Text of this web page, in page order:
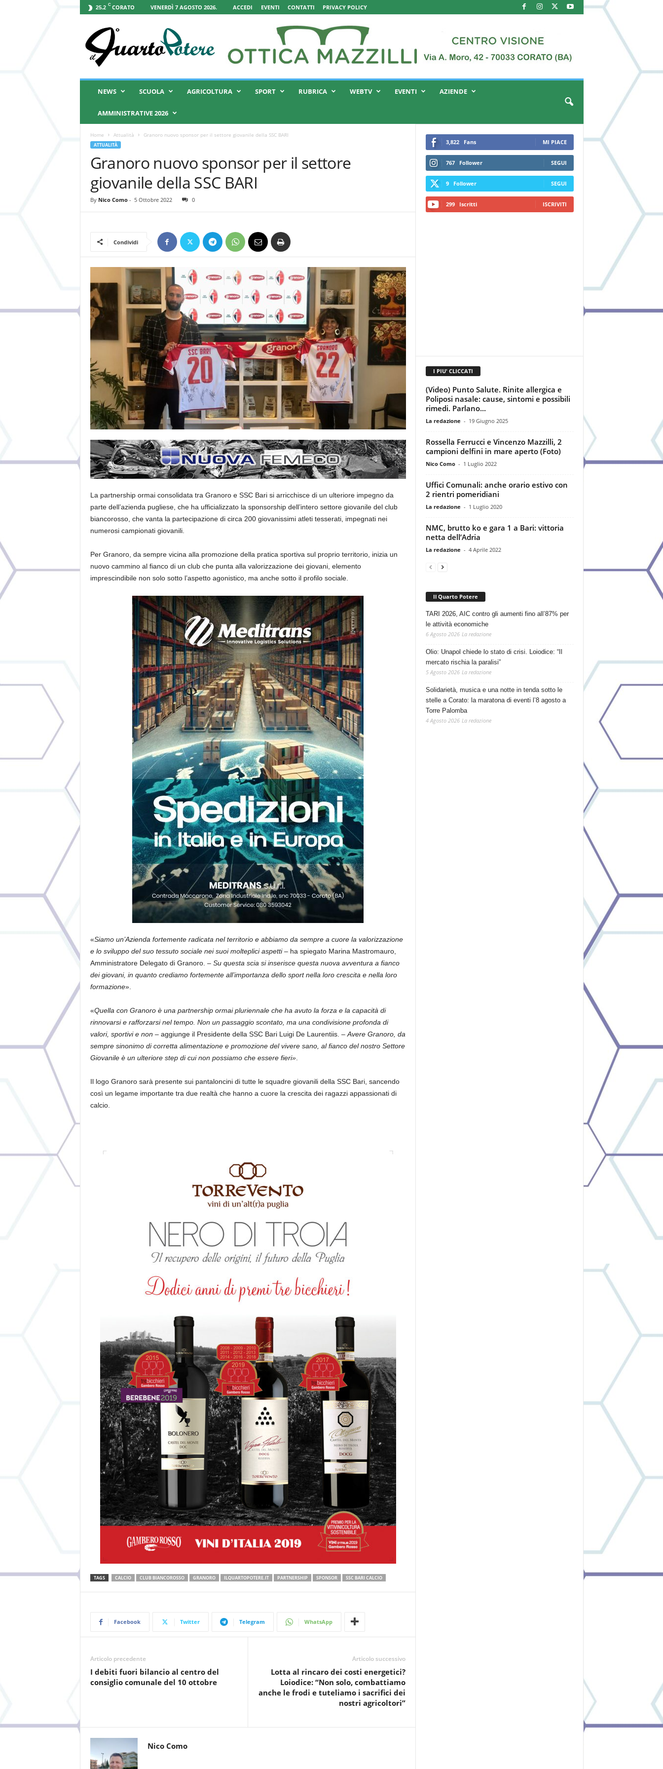
25.2 C CORATO VENERDÌ 7 AGOSTO 2026. ACCEDI EVENTI CONTATTI PRIVACY POLICY
Q
NEWS SCUOLA AGRICOLTURA SPORT RUBRICA WEBTV EVENTI AZIENDE
AMMINISTRATIVE 2026
Home Attualità Granoro nuovo sponsor per il settore giovanile della SSC BARI
ATTUALITÀ
Granoro nuovo sponsor per il settore
giovanile della SSC BARI
By Nico Como- 5 Ottobre 2022 0
Condividi
La partnership ormai consolidata tra Granoro e SSC Bari si arricchisce di un ulteriore impegno da
parte dell’azienda pugliese, che ha ufficializzato la sponsorship dell’intero settore giovanile del club
biancorosso, che vanta la partecipazione di circa 200 giovanissimi atleti tesserati, impegnati nei
numerosi campionati giovanili.
Per Granoro, da sempre vicina alla promozione della pratica sportiva sul proprio territorio, inizia un
nuovo cammino al fianco di un club che punta alla valorizzazione dei giovani, elemento
imprescindibile non solo sotto l’aspetto agonistico, ma anche sotto il profilo sociale.
«Siamo un’Azienda fortemente radicata nel territorio e abbiamo da sempre a cuore la valorizzazione
e lo sviluppo del suo tessuto sociale nei suoi molteplici aspetti –ha spiegato Marina Mastromauro,
Amministratore Delegato di Granoro. – Su questa scia si inserisce questa nuova avventura a fianco
dei giovani, in quanto crediamo fortemente all’importanza dello sport nella loro crescita e nella loro
formazione».
«Quella con Granoro è una partnership ormai pluriennale che ha avuto la forza e la capacità di
rinnovarsi e rafforzarsi nel tempo. Non un passaggio scontato, ma una condivisione profonda di
valori, sportivi e non – aggiunge il Presidente della SSC Bari Luigi De Laurentiis. – Avere Granoro, da
sempre sinonimo di corretta alimentazione e promozione del vivere sano, al fianco del nostro Settore
Giovanile è un ulteriore step di cui non possiamo che essere fieri».
Il logo Granoro sarà presente sui pantaloncini di tutte le squadre giovanili della SSC Bari, sancendo
così un legame importante tra due realtà che hanno a cuore la crescita dei ragazzi appassionati di
calcio.
TAGS CALCIO CLUB BIANCOROSSO GRANORO ILQUARTOPOTERE.IT PARTNERSHIP SPONSOR SSC BARI CALCIO
Facebook Twitter Telegram WhatsApp
Articolo precedente
I debiti fuori bilancio al centro del
consiglio comunale del 10 ottobre
Articolo successivo
Lotta al rincaro dei costi energetici?
Loiodice: “Non solo, combattiamo
anche le frodi e tuteliamo i sacrifici dei
nostri agricoltori”
Nico Como
3,822 Fans MI PIACE
767 Follower SEGUI
9 Follower SEGUI
299 Iscritti ISCRIVITI
I PIU' CLICCATI
(Video) Punto Salute. Rinite allergica e
Poliposi nasale: cause, sintomi e possibili
rimedi. Parlano...
La redazione - 19 Giugno 2025
Rossella Ferrucci e Vincenzo Mazzilli, 2
campioni delfini in mare aperto (Foto)
Nico Como - 1 Luglio 2022
Uffici Comunali: anche orario estivo con
2 rientri pomeridiani
La redazione - 1 Luglio 2020
NMC, brutto ko e gara 1 a Bari: vittoria
netta dell’Adria
La redazione - 4 Aprile 2022
Il Quarto Potere
TARI 2026, AIC contro gli aumenti fino all’87% per
le attività economiche
6 Agosto 2026 La redazione
Olio: Unapol chiede lo stato di crisi. Loiodice: “Il
mercato rischia la paralisi”
5 Agosto 2026 La redazione
Solidarietà, musica e una notte in tenda sotto le
stelle a Corato: la maratona di eventi l’8 agosto a
Torre Palomba
4 Agosto 2026 La redazione